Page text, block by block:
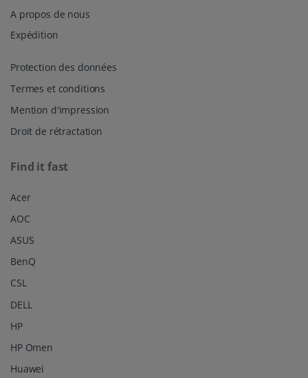
A propos de nous
Expédition
Protection des données
Termes et conditions
Mention d'impression
Droit de rétractation
Find it fast
Acer
AOC
ASUS
BenQ
CSL
DELL
HP
HP Omen
Huawei